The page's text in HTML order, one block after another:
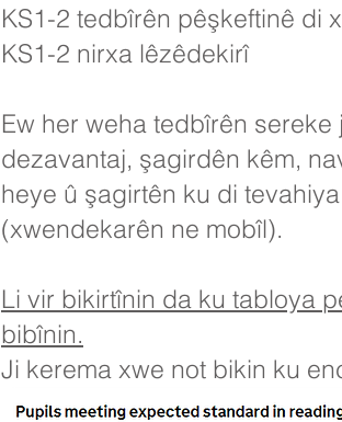
KS1-2 tedbîrên pêşkeftinê di
KS1-2 nirxa lêzêdekirî
Ew her weha tedbîrên
dezavantaj, şagirdên kêm,
heye û şagirtên ku di
(xwendekarên ne mobîl).
Li vir bikirtînin da ku tabloya
bibînin.
Ji kerema xwe not bikin ku